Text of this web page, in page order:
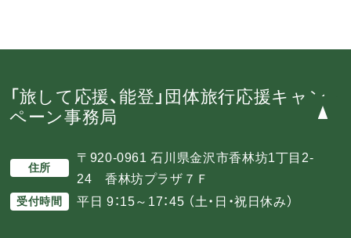
「旅して応援、能登」団体旅行応援キャン
ペーン事務局
住所
〒920-0961 石川県金沢市香林坊1丁目2-
24 香林坊プラザ７Ｆ
受付時間 平日 9：15～17：45 （土・日・祝日休み）